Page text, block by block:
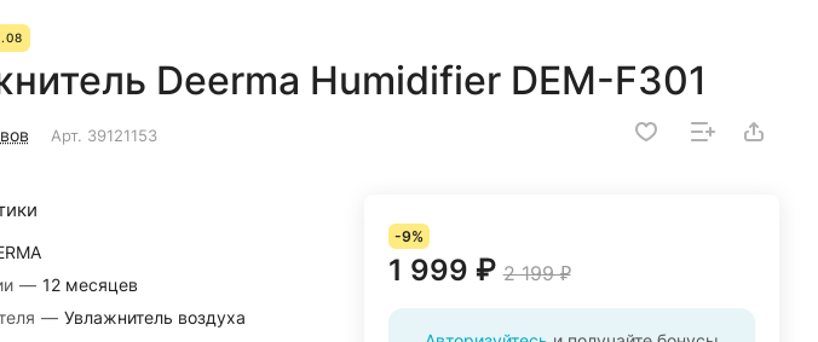
Deerma Humidifier DEM-F301
Арт. 39121153
— 12 месяцев
— Увлажнитель воздуха
-9%
1 999 ₽ 2 199 ₽